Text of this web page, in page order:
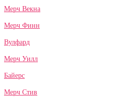
Мерч Векна
Мерч Финн
Вулфард
Мерч Уилл
Байерс
Мерч Стив